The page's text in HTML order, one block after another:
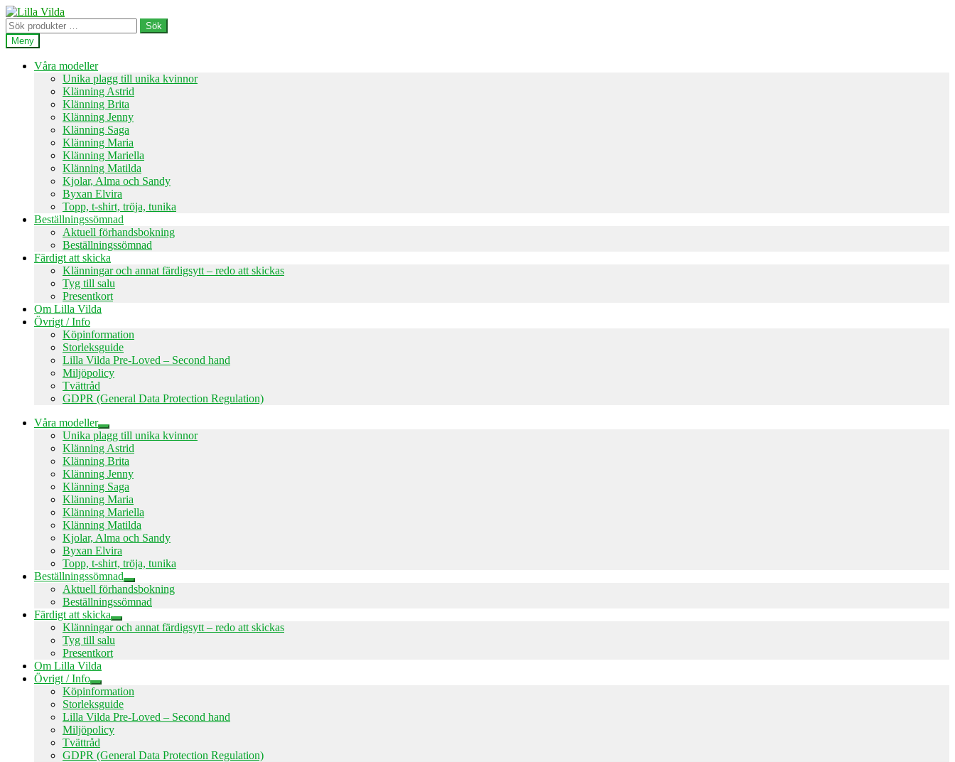
Hoppa
till
navigering
Hoppa
till
innehåll
Sök
efter:
Sök
Meny
Våra modeller
Unika plagg till unika kvinnor
Klänning Astrid
Klänning Brita
Klänning Jenny
Klänning Saga
Klänning Maria
Klänning Mariella
Klänning Matilda
Kjolar, Alma och Sandy
Byxan Elvira
Topp, t-shirt, tröja, tunika
Beställningssömnad
Aktuell förhandsbokning
Beställningssömnad
Färdigt att skicka
Klänningar och annat färdigsytt – redo att skickas
Tyg till salu
Presentkort
Om Lilla Vilda
Övrigt / Info
Köpinformation
Storleksguide
Lilla Vilda Pre-Loved – Second hand
Miljöpolicy
Tvättråd
GDPR (General Data Protection Regulation)
Våra modeller
Expandera
undermeny
Unika plagg till unika kvinnor
Klänning Astrid
Klänning Brita
Klänning Jenny
Klänning Saga
Klänning Maria
Klänning Mariella
Klänning Matilda
Kjolar, Alma och Sandy
Byxan Elvira
Topp, t-shirt, tröja, tunika
Beställningssömnad
Expandera
undermeny
Aktuell förhandsbokning
Beställningssömnad
Färdigt att skicka
Expandera
undermeny
Klänningar och annat färdigsytt – redo att skickas
Tyg till salu
Presentkort
Om Lilla Vilda
Övrigt / Info
Expandera
undermeny
Köpinformation
Storleksguide
Lilla Vilda Pre-Loved – Second hand
Miljöpolicy
Tvättråd
GDPR (General Data Protection Regulation)